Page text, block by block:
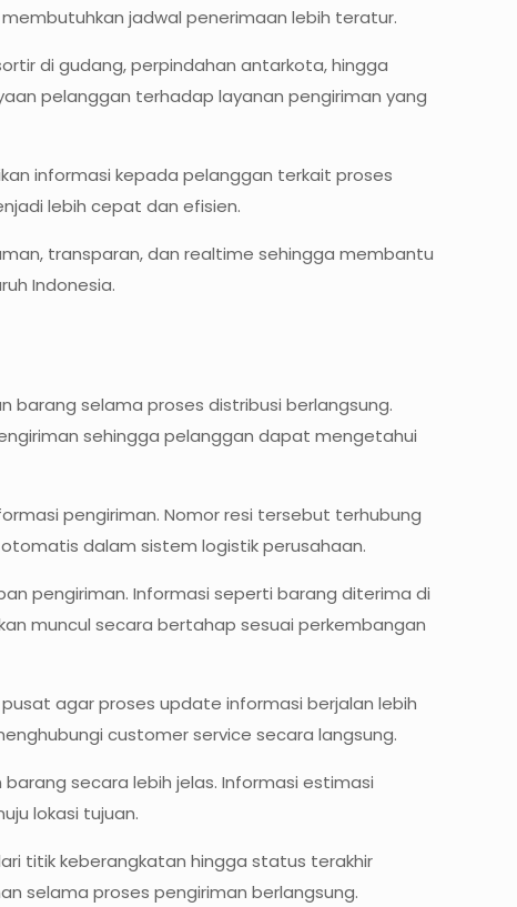
jadwal penerimaan lebih teratur.
di gudang, perpindahan antarkota, hingga
pelanggan terhadap layanan pengiriman yang
informasi kepada pelanggan terkait proses
lebih cepat dan efisien.
transparan, dan realtime sehingga membantu
Indonesia.
barang selama proses distribusi berlangsung.
sehingga pelanggan dapat mengetahui
pengiriman. Nomor resi tersebut terhubung
dalam sistem logistik perusahaan.
pengiriman. Informasi seperti barang diterima di
muncul secara bertahap sesuai perkembangan
agar proses update informasi berjalan lebih
customer service secara langsung.
secara lebih jelas. Informasi estimasi
lokasi tujuan.
titik keberangkatan hingga status terakhir
selama proses pengiriman berlangsung.